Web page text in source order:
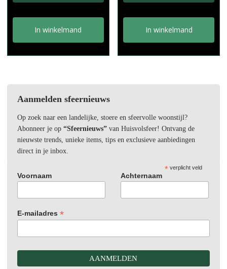
In winkelmand In winkelmand
Aanmelden sfeernieuws
Op zoek naar een landelijke, stoere en sfeervolle woonstijl?
Abonneer je op “Sfeernieuws”van Huisvolsfeer! Ontvang de
nieuwste trends, unieke items, tips en exclusieve aanbiedingen
direct in je inbox.
*verplicht veld
Voornaam Achternaam
E-mailadres *